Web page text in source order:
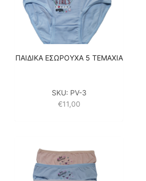
ΠΑΙΔΙΚΑ ΕΣΩΡΟΥΧΑ 5 ΤΕΜΑΧΙΑ
SKU: PV-3
€11,00